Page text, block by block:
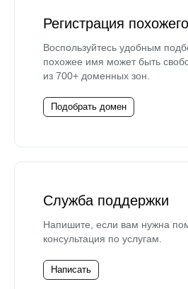
Регистрация
Воспользуйтесь удобным
похожее имя может быть
из 700+ доменных зон.
Подобрать домен
Служба поддержки
Напишите, если вам нужна
консультация по услугам.
Написать